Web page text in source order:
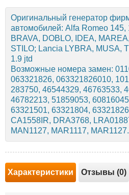
Оригинальный генератор
автомобилей: Alfa Romeo 145,
BRAVA, DOBLO, IDEA,
STILO; Lancia LYBRA, MUSA,
1.9 jtd
Возможные номера замен:
063321826, 063321826010,
283750, 46544329, 46763533,
46782213, 51859053,
63321501, 63321804,
CA1558IR, DRA3768,
MAN1127, MAR1117, MAR1127.
Характеристики Отзывы (0)